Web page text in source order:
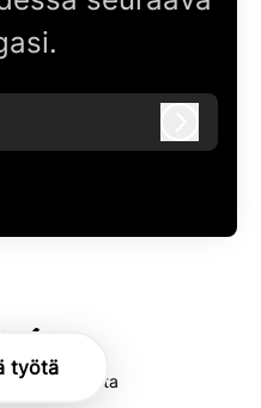
työtä
Teamtailorilta